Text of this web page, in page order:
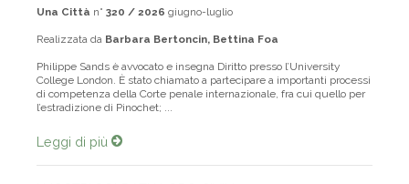
Una Città n° 320 / 2026 giugno-luglio
Realizzata da Barbara Bertoncin, Bettina Foa
Philippe Sands è avvocato e insegna Diritto presso l’University
College London. È stato chiamato a partecipare a importanti processi
di competenza della Corte penale internazionale, fra cui quello per
l’estradizione di Pinochet; ...
Leggi di più